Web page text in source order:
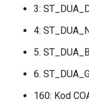
3:
4:
5.
6.
160: Kod